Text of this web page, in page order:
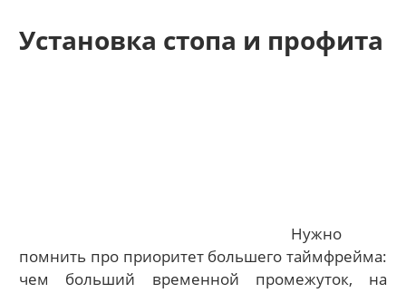
Установка стопа и профита
Нужно
помнить про приоритет большего таймфрейма:
чем больший временной промежуток, на